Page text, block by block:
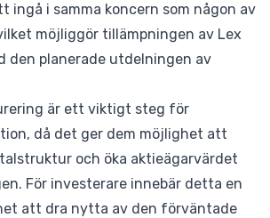
ingå i samma koncern som någon av
möjliggör tillämpningen av Lex
den planerade utdelningen av
är ett viktigt steg för
då det ger dem möjlighet att
och öka aktieägarvärdet
För investerare innebär detta en
att dra nytta av den förväntade